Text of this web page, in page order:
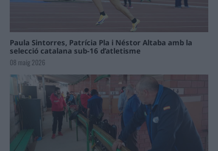
Paula Sintorres, Patrícia Pla i Néstor Altaba amb la
selecció catalana sub-16 d’atletisme
08 maig 2026